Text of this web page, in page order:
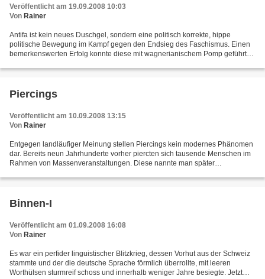
Veröffentlicht am 19.09.2008 10:03
Von Rainer
Antifa ist kein neues Duschgel, sondern eine politisch korrekte, hippe
politische Bewegung im Kampf gegen den Endsieg des Faschismus. Einen
bemerkenswerten Erfolg konnte diese mit wagnerianischem Pomp geführte
Piercings
Veröffentlicht am 10.09.2008 13:15
Von Rainer
Entgegen landläufiger Meinung stellen Piercings kein modernes Phänomen
dar. Bereits neun Jahrhunderte vorher piercten sich tausende Menschen im
Rahmen von Massenveranstaltungen. Diese nannte man später
Binnen-I
Veröffentlicht am 01.09.2008 16:08
Von Rainer
Es war ein perfider linguistischer Blitzkrieg, dessen Vorhut aus der Schweiz
stammte und der die deutsche Sprache förmlich überrollte, mit leeren
Worthülsen sturmreif schoss und innerhalb weniger Jahre besiegte. Jetzt